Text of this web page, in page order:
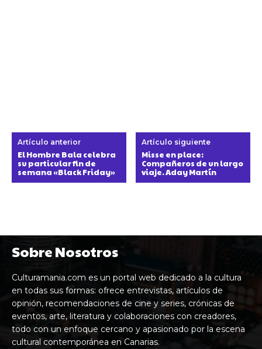
Artículo anterior
El Hombre Bala celebra
su particular fin de
semana «Black Friday»
Artículo siguiente
Misse en place:
Compañeros de un largo
viaje. Aday Martín
Sobre Nosotros
Culturamania.com es un portal web dedicado a la cultura
en todas sus formas: ofrece entrevistas, artículos de
opinión, recomendaciones de cine y series, crónicas de
eventos, arte, literatura y colaboraciones con creadores,
todo con un enfoque cercano y apasionado por la escena
cultural contemporánea en Canarias.